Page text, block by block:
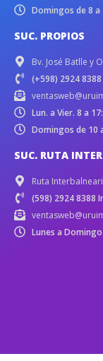
Domingos de 8 a
SUC. PROPIOS
Bv. José Batlle y
(+598) 2924
Lun. a Vier. 8 a
Domingos de 10
SUC. RUTA
Ruta
(598) 2924 8388
Lunes a